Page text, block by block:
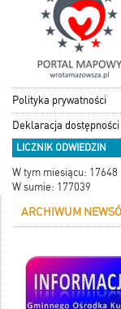
Polityka prywatności
Deklaracja dostępności
LICZNIK ODWIEDZIN
W tym miesiącu: 17648
W sumie: 177039
ARCHIWUM